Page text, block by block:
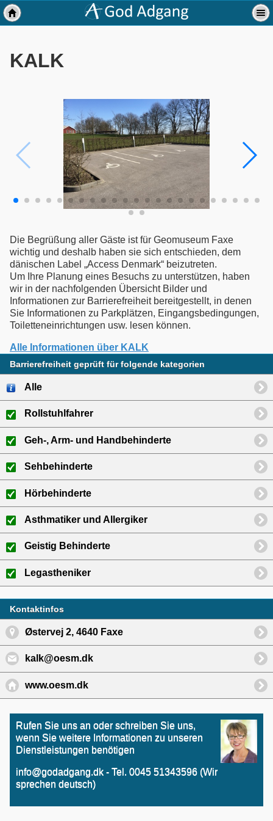
KALK
Die Begrüßung aller Gäste ist für Geomuseum Faxe
wichtig und deshalb haben sie sich entschieden, dem
dänischen Label „Access Denmark“ beizutreten.
Um Ihre Planung eines Besuchs zu unterstützen, haben
wir in der nachfolgenden Übersicht Bilder und
Informationen zur Barrierefreiheit bereitgestellt, in denen
Sie Informationen zu Parkplätzen, Eingangsbedingungen,
Alle Informationen über KALK
Barrierefreiheit geprüft für folgende kategorien
Alle
Rollstuhlfahrer
Geh-, Arm- und Handbehinderte
Sehbehinderte
Hörbehinderte
Asthmatiker und Allergiker
Geistig Behinderte
Legastheniker
Kontaktinfos
Østervej 2, 4640 Faxe
kalk@oesm.dk
www.oesm.dk
Rufen Sie uns an oder schreiben Sie uns,
wenn Sie weitere Informationen zu unseren
Dienstleistungen benötigen
info@godadgang.dk - Tel. 0045 51343596 (Wir
sprechen deutsch)